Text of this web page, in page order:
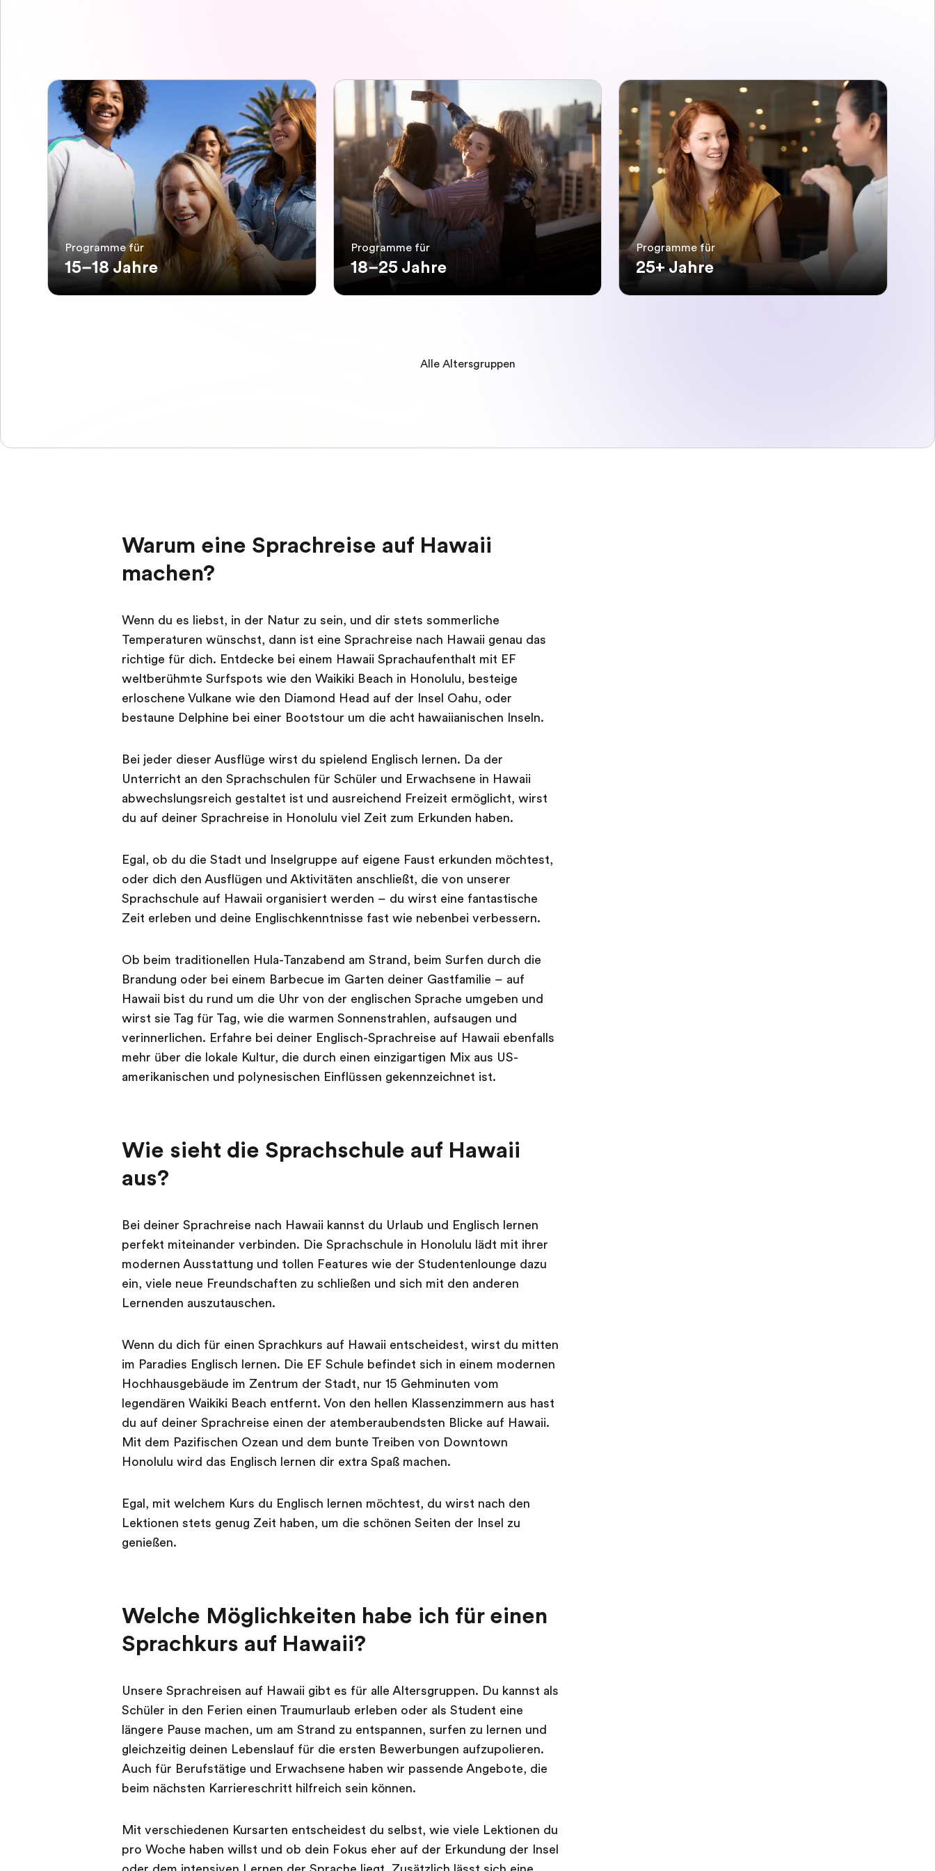
Programme für
15–18 Jahre
Programme für
18–25 Jahre
Programme für
25+ Jahre
Alle Altersgruppen
Warum eine Sprachreise auf Hawaii
machen?
Wenn du es liebst, in der Natur zu sein, und dir stets sommerliche
Temperaturen wünschst, dann ist eine Sprachreise nach Hawaii genau das
richtige für dich. Entdecke bei einem Hawaii Sprachaufenthalt mit EF
weltberühmte Surfspots wie den Waikiki Beach in Honolulu, besteige
erloschene Vulkane wie den Diamond Head auf der Insel Oahu, oder
bestaune Delphine bei einer Bootstour um die acht hawaiianischen Inseln.
Bei jeder dieser Ausflüge wirst du spielend Englisch lernen. Da der
Unterricht an den Sprachschulen für Schüler und Erwachsene in Hawaii
abwechslungsreich gestaltet ist und ausreichend Freizeit ermöglicht, wirst
du auf deiner Sprachreise in Honolulu viel Zeit zum Erkunden haben.
Egal, ob du die Stadt und Inselgruppe auf eigene Faust erkunden möchtest,
oder dich den Ausflügen und Aktivitäten anschließt, die von unserer
Sprachschule auf Hawaii organisiert werden – du wirst eine fantastische
Zeit erleben und deine Englischkenntnisse fast wie nebenbei verbessern.
Ob beim traditionellen Hula-Tanzabend am Strand, beim Surfen durch die
Brandung oder bei einem Barbecue im Garten deiner Gastfamilie – auf
Hawaii bist du rund um die Uhr von der englischen Sprache umgeben und
wirst sie Tag für Tag, wie die warmen Sonnenstrahlen, aufsaugen und
verinnerlichen. Erfahre bei deiner Englisch-Sprachreise auf Hawaii ebenfalls
mehr über die lokale Kultur, die durch einen einzigartigen Mix aus US-
amerikanischen und polynesischen Einflüssen gekennzeichnet ist.
Wie sieht die Sprachschule auf Hawaii
aus?
Bei deiner Sprachreise nach Hawaii kannst du Urlaub und Englisch lernen
perfekt miteinander verbinden. Die Sprachschule in Honolulu lädt mit ihrer
modernen Ausstattung und tollen Features wie der Studentenlounge dazu
ein, viele neue Freundschaften zu schließen und sich mit den anderen
Lernenden auszutauschen.
Wenn du dich für einen Sprachkurs auf Hawaii entscheidest, wirst du mitten
im Paradies Englisch lernen. Die EF Schule befindet sich in einem modernen
Hochhausgebäude im Zentrum der Stadt, nur 15 Gehminuten vom
legendären Waikiki Beach entfernt. Von den hellen Klassenzimmern aus hast
du auf deiner Sprachreise einen der atemberaubendsten Blicke auf Hawaii.
Mit dem Pazifischen Ozean und dem bunte Treiben von Downtown
Honolulu wird das Englisch lernen dir extra Spaß machen.
Egal, mit welchem Kurs du Englisch lernen möchtest, du wirst nach den
Lektionen stets genug Zeit haben, um die schönen Seiten der Insel zu
genießen.
Welche Möglichkeiten habe ich für einen
Sprachkurs auf Hawaii?
Unsere Sprachreisen auf Hawaii gibt es für alle Altersgruppen. Du kannst als
Schüler in den Ferien einen Traumurlaub erleben oder als Student eine
längere Pause machen, um am Strand zu entspannen, surfen zu lernen und
gleichzeitig deinen Lebenslauf für die ersten Bewerbungen aufzupolieren.
Auch für Berufstätige und Erwachsene haben wir passende Angebote, die
beim nächsten Karriereschritt hilfreich sein können.
Mit verschiedenen Kursarten entscheidest du selbst, wie viele Lektionen du
pro Woche haben willst und ob dein Fokus eher auf der Erkundung der Insel